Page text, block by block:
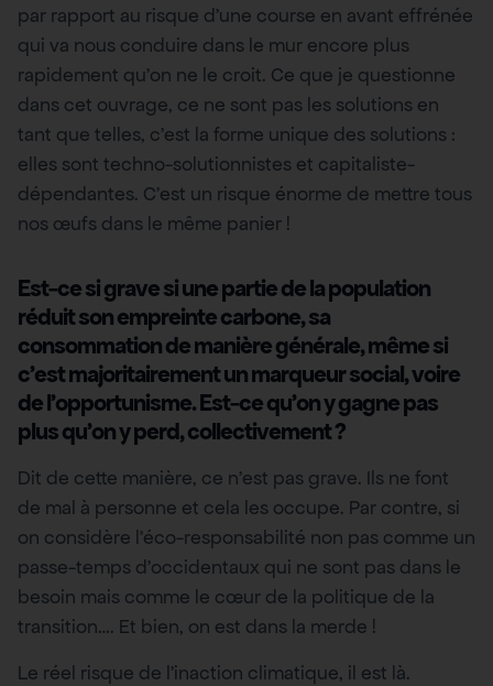
par rapport au risque d’une course en avant effrénée
qui va nous conduire dans le mur encore plus
rapidement qu’on ne le croit. Ce que je questionne
dans cet ouvrage, ce ne sont pas les solutions en
tant que telles, c’est la forme unique des solutions :
elles sont techno-solutionnistes et capitaliste-
dépendantes. C’est un risque énorme de mettre tous
nos œufs dans le même panier !
Est-ce si grave si une partie de la population
réduit son empreinte carbone, sa
consommation de manière générale, même si
c’est majoritairement un marqueur social, voire
de l’opportunisme. Est-ce qu’on y gagne pas
plus qu’on y perd, collectivement ?
Dit de cette manière, ce n’est pas grave. Ils ne font
de mal à personne et cela les occupe. Par contre, si
on considère l’éco-responsabilité non pas comme un
passe-temps d’occidentaux qui ne sont pas dans le
besoin mais comme le cœur de la politique de la
transition…. Et bien, on est dans la merde !
Le réel risque de l’inaction climatique, il est là.